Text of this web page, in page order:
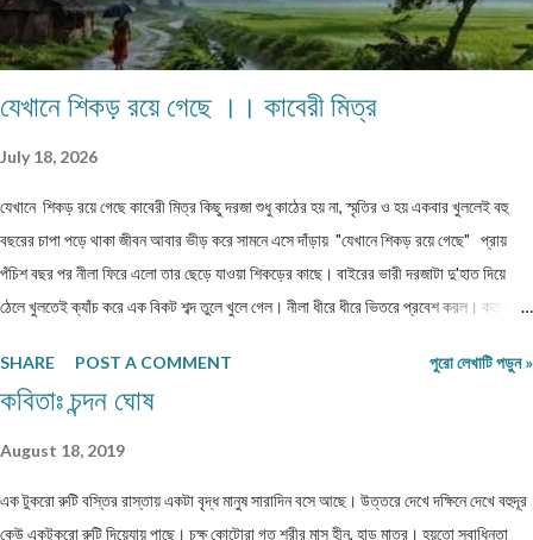
যেখানে শিকড় রয়ে গেছে ।। কাবেরী মিত্র
July 18, 2026
যেখানে শিকড় রয়ে গেছে কাবেরী মিত্র কিছু দরজা শুধু কাঠের হয় না, স্মৃতির ও হয় একবার খুললেই বহু
বছরের চাপা পড়ে থাকা জীবন আবার ভীড় করে সামনে এসে দাঁড়ায় "যেখানে শিকড় রয়ে গেছে" প্রায়
পঁচিশ বছর পর নীলা ফিরে এলো তার ছেড়ে যাওয়া শিকড়ের কাছে। বাইরের ভারী দরজাটা দু'হাত দিয়ে
ঠেলে খুলতেই ক্যাঁচ করে এক বিকট শব্দ তুলে খুলে গেল। নীলা ধীরে ধীরে ভিতরে প্রবেশ করল। কত বছর
আছে উঠোনের একধারে নিজে থেকে বেড়ে ওঠা সেই শিউলি গাছটা। শরৎ এলেই যার ফুলের গন্ধে চারদিক
ভরে উঠত। সেই গন্ধই যেন জানিয়ে দিত—মা দুর্গা আসছেন। ভোরবেলা ফুল তোলা নিয়ে নীলা আর ওর
বীরেন্দ্রকৃষ্ণ ভদ্রের কণ্ঠে চণ্ডীপাঠ শুরু হতেই সারা বাড়ি যেন এক মঙ্গলময় আবহে ভরে উঠত। সেই দিন
SHARE POST A COMMENT পুরো লেখাটি পড়ুন »
কবিতাঃ চন্দন ঘোষ
August 18, 2019
এক টুকরো রুটি বস্তির রাস্তায় একটা বৃদ্ধ মানুষ সারাদিন বসে আছে। উত্তরে দেখে দক্ষিনে দেখে বহুদূর
কেউ একটুকরো রুটি দিয়েযায় পাছে। চক্ষু কোটোরা গত শরীর মাস হীন, হাড় মাত্র। হয়তো স্বাধিনতা